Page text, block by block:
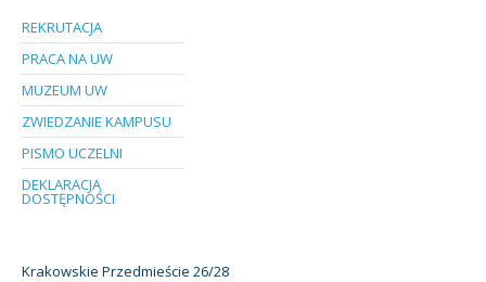
REKRUTACJA
PRACA NA UW
MUZEUM UW
ZWIEDZANIE KAMPUSU
PISMO UCZELNI
DEKLARACJA
DOSTĘPNOŚCI
Krakowskie Przedmieście 26/28